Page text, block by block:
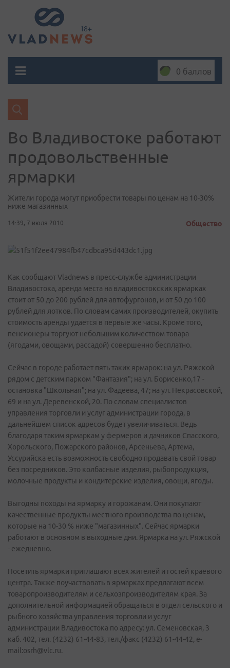
0 баллов
Во Владивостоке работают
продовольственные
ярмарки
Жители города могут приобрести товары по ценам на 10-30%
ниже магазинных
14:39, 7 июля 2010 Общество
Как сообщают Vladnews в пресс-службе администрации
Владивостока, аренда места на владивостокских ярмарках
стоит от 50 до 200 рублей для автофургонов, и от 50 до 100
рублей для лотков. По словам самих производителей, окупить
стоимость аренды удается в первые же часы. Кроме того,
пенсионеры торгуют небольшим количеством товара
(ягодами, овощами, рассадой) совершенно бесплатно.
Сейчас в городе работает пять таких ярмарок: на ул. Ряжской
рядом с детским парком "Фантазия"; на ул. Борисенко,17 -
остановка "Школьная"; на ул. Фадеева, 47; на ул. Некрасовской,
69 и на ул. Деревенской, 20. По словам специалистов
управления торговли и услуг администрации города, в
дальнейшем список адресов будет увеличиваться. Ведь
благодаря таким ярмаркам у фермеров и дачников Спасского,
Хорольского, Пожарского районов, Арсеньева, Артема,
Уссурийска есть возможность свободно продавать свой товар
без посредников. Это колбасные изделия, рыбопродукция,
молочные продукты и кондитерские изделия, овощи, ягоды.
Выгодны походы на ярмарку и горожанам. Они покупают
качественные продукты местного производства по ценам,
которые на 10-30 % ниже "магазинных". Сейчас ярмарки
работают в основном в выходные дни. Ярмарка на ул. Ряжской
- ежедневно.
Посетить ярмарки приглашают всех жителей и гостей краевого
центра. Также поучаствовать в ярмарках предлагают всем
товаропроизводителям и сельхозпроизводителям края. За
дополнительной информацией обращаться в отдел сельского и
рыбного хозяйства управления торговли и услуг
администрации Владивостока по адресу: ул. Семеновская, 3
каб. 402, тел. (4232) 61-44-83, тел./факс (4232) 61-44-42, e-
mail:osrh@vlc.ru.